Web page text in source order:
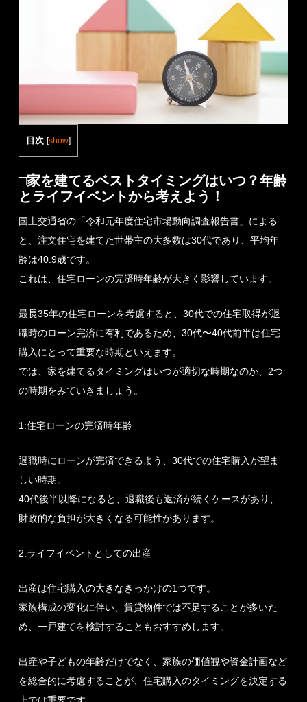
目次 [show]
□家を建てるベストタイミングはいつ？年齢
とライフイベントから考えよう！
国土交通省の「令和元年度住宅市場動向調査報告書」による
と、注文住宅を建てた世帯主の大多数は30代であり、平均年
齢は40.9歳です。
これは、住宅ローンの完済時年齢が大きく影響しています。
最長35年の住宅ローンを考慮すると、30代での住宅取得が退
職時のローン完済に有利であるため、30代〜40代前半は住宅
購入にとって重要な時期といえます。
では、家を建てるタイミングはいつが適切な時期なのか、2つ
の時期をみていきましょう。
1:住宅ローンの完済時年齢
退職時にローンが完済できるよう、30代での住宅購入が望ま
しい時期。
40代後半以降になると、退職後も返済が続くケースがあり、
財政的な負担が大きくなる可能性があります。
2:ライフイベントとしての出産
出産は住宅購入の大きなきっかけの1つです。
家族構成の変化に伴い、賃貸物件では不足することが多いた
め、一戸建てを検討することもおすすめします。
出産や子どもの年齢だけでなく、家族の価値観や資金計画など
を総合的に考慮することが、住宅購入のタイミングを決定する